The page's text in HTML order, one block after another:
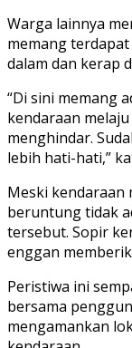
Warga lainnya
memang
dalam dan kerap
“Di sini memang
kendaraan
menghindar.
lebih hati-hati,”
Meski kendaraan
beruntung tidak
tersebut. Sopir
enggan
Peristiwa ini
bersama
mengamankan